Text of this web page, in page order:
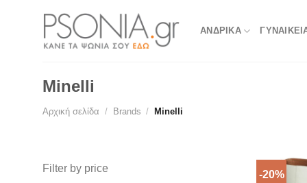
ΑΝΔΡΙΚΑ
Minelli
Αρχική σελίδα / Brands / Minelli
Filter by price
-20%